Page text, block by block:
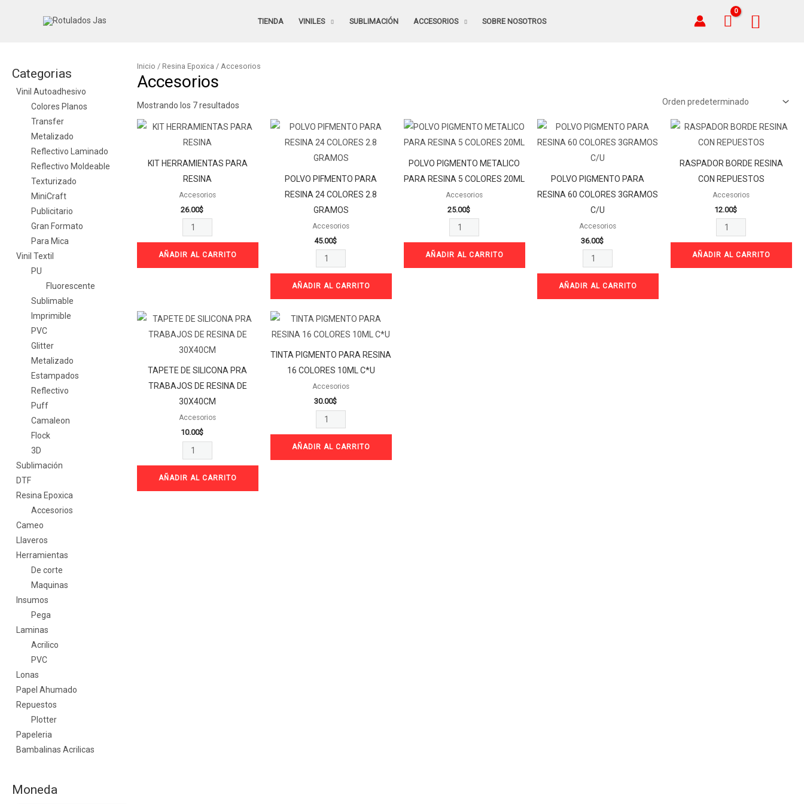
TIENDA VINILES SUBLIMACIÓN ACCESORIOS SOBRE NOSOTROS
Categorias
Vinil Autoadhesivo
Colores Planos
Transfer
Metalizado
Reflectivo Laminado
Reflectivo Moldeable
Texturizado
MiniCraft
Publicitario
Gran Formato
Para Mica
Vinil Textil
PU
Fluorescente
Sublimable
Imprimible
PVC
Glitter
Metalizado
Estampados
Reflectivo
Puff
Camaleon
Flock
3D
Sublimación
DTF
Resina Epoxica
Accesorios
Cameo
Llaveros
Herramientas
De corte
Maquinas
Insumos
Pega
Laminas
Acrilico
PVC
Lonas
Papel Ahumado
Repuestos
Plotter
Papeleria
Bambalinas Acrilicas
Moneda
Inicio / Resina Epoxica / Accesorios
Accesorios
Mostrando los 7 resultados
KIT HERRAMIENTAS PARA
RESINA
Accesorios
26.00$
KIT
HERRAMIENTAS
PARA
RESINA
AÑADIR AL CARRITO
POLVO PIFMENTO PARA
RESINA 24 COLORES 2.8
GRAMOS
Accesorios
45.00$
POLVO
PIFMENTO
PARA
RESINA
24
COLORES
GRAMOS
cantidad
AÑADIR AL CARRITO
POLVO PIGMENTO METALICO
PARA RESINA 5 COLORES 20ML
Accesorios
25.00$
POLVO
PIGMENTO
METALICO
PARA
5
COLORES
20ML
cantidad
AÑADIR AL CARRITO
POLVO PIGMENTO PARA
RESINA 60 COLORES 3GRAMOS
C/U
Accesorios
36.00$
POLVO
PIGMENTO
PARA
RESINA
60
COLORES
C/U
cantidad
AÑADIR AL CARRITO
RASPADOR BORDE RESINA
CON REPUESTOS
Accesorios
12.00$
RASPADOR
BORDE
RESINA
CON
cantidad
AÑADIR AL CARRITO
TAPETE DE SILICONA PRA
TRABAJOS DE RESINA DE
30X40CM
Accesorios
10.00$
TAPETE
DE
SILICONA
PRA
TRABAJOS
DE
DE
30X40CM
cantidad
AÑADIR AL CARRITO
TINTA PIGMENTO PARA RESINA
16 COLORES 10ML C*U
Accesorios
30.00$
TINTA
PIGMENTO
PARA
RESINA
COLORES
10ML
C*U
cantidad
AÑADIR AL CARRITO